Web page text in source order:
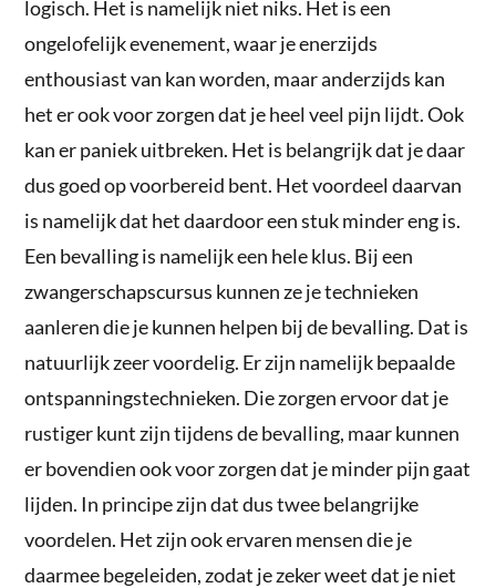
logisch. Het is namelijk niet niks. Het is een
ongelofelijk evenement, waar je enerzijds
enthousiast van kan worden, maar anderzijds kan
het er ook voor zorgen dat je heel veel pijn lijdt. Ook
kan er paniek uitbreken. Het is belangrijk dat je daar
dus goed op voorbereid bent. Het voordeel daarvan
is namelijk dat het daardoor een stuk minder eng is.
Een bevalling is namelijk een hele klus. Bij een
zwangerschapscursus kunnen ze je technieken
aanleren die je kunnen helpen bij de bevalling. Dat is
natuurlijk zeer voordelig. Er zijn namelijk bepaalde
ontspanningstechnieken. Die zorgen ervoor dat je
rustiger kunt zijn tijdens de bevalling, maar kunnen
er bovendien ook voor zorgen dat je minder pijn gaat
lijden. In principe zijn dat dus twee belangrijke
voordelen. Het zijn ook ervaren mensen die je
daarmee begeleiden, zodat je zeker weet dat je niet